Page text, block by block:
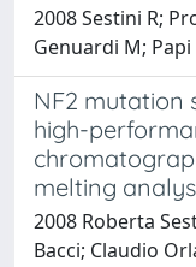
2008 Sestini R;
Genuardi M; Papi
NF2 mutation
high-
melting
2008 Roberta
Bacci; Claudio